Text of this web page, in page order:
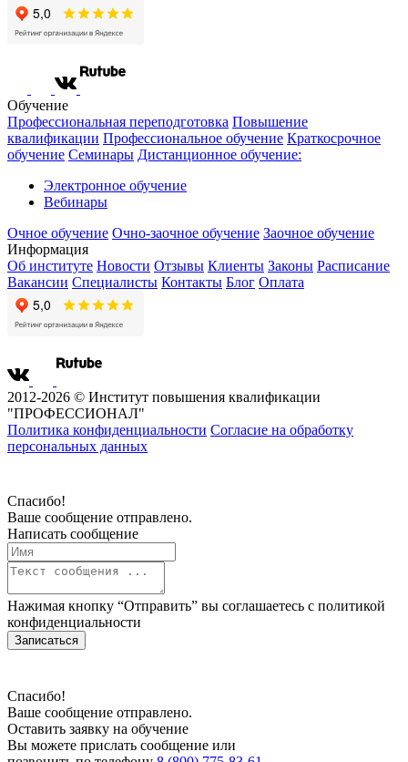
Обучение
Профессиональная переподготовка Повышение
квалификации Профессиональное обучение Краткосрочное
обучение Семинары Дистанционное обучение:
Электронное обучение
Вебинары
Очное обучение Очно-заочное обучение Заочное обучение
Информация
Об институте Новости Отзывы Клиенты Законы Расписание
Вакансии Специалисты Контакты Блог Оплата
2012-2026 © Институт повышения квалификации
"ПРОФЕССИОНАЛ"
Политика конфиденциальности Согласие на обработку
персональных данных
Спасибо!
Ваше сообщение отправлено.
Написать сообщение
Нажимая кнопку “Отправить” вы соглашаетесь с политикой
конфиденциальности
Записаться
Спасибо!
Ваше сообщение отправлено.
Оставить заявку на обучение
Вы можете прислать сообщение или